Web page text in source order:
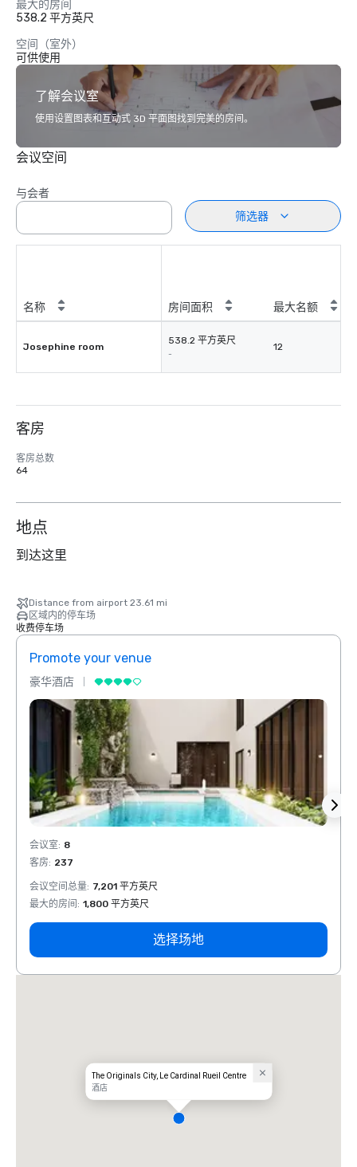
最大的房间
538.2 平方英尺
空间（室外）
可供使用
了解会议室
使用设置图表和互动式 3D 平面图找到完美的房间。
会议空间
与会者
筛选器
名称 房间面积 最大名额
Josephine room
538.2 平方英尺
-
12
客房
客房总数
64
地点
到达这里
Distance from airport 23.61 mi
区域内的停车场
收费停车场
Promote your venue
豪华酒店
会议室: 8
客房: 237
会议空间总量: 7,201 平方英尺
最大的房间 : 1,800 平方英尺
选择场地
The Originals City, Le Cardinal Rueil Centre
酒店